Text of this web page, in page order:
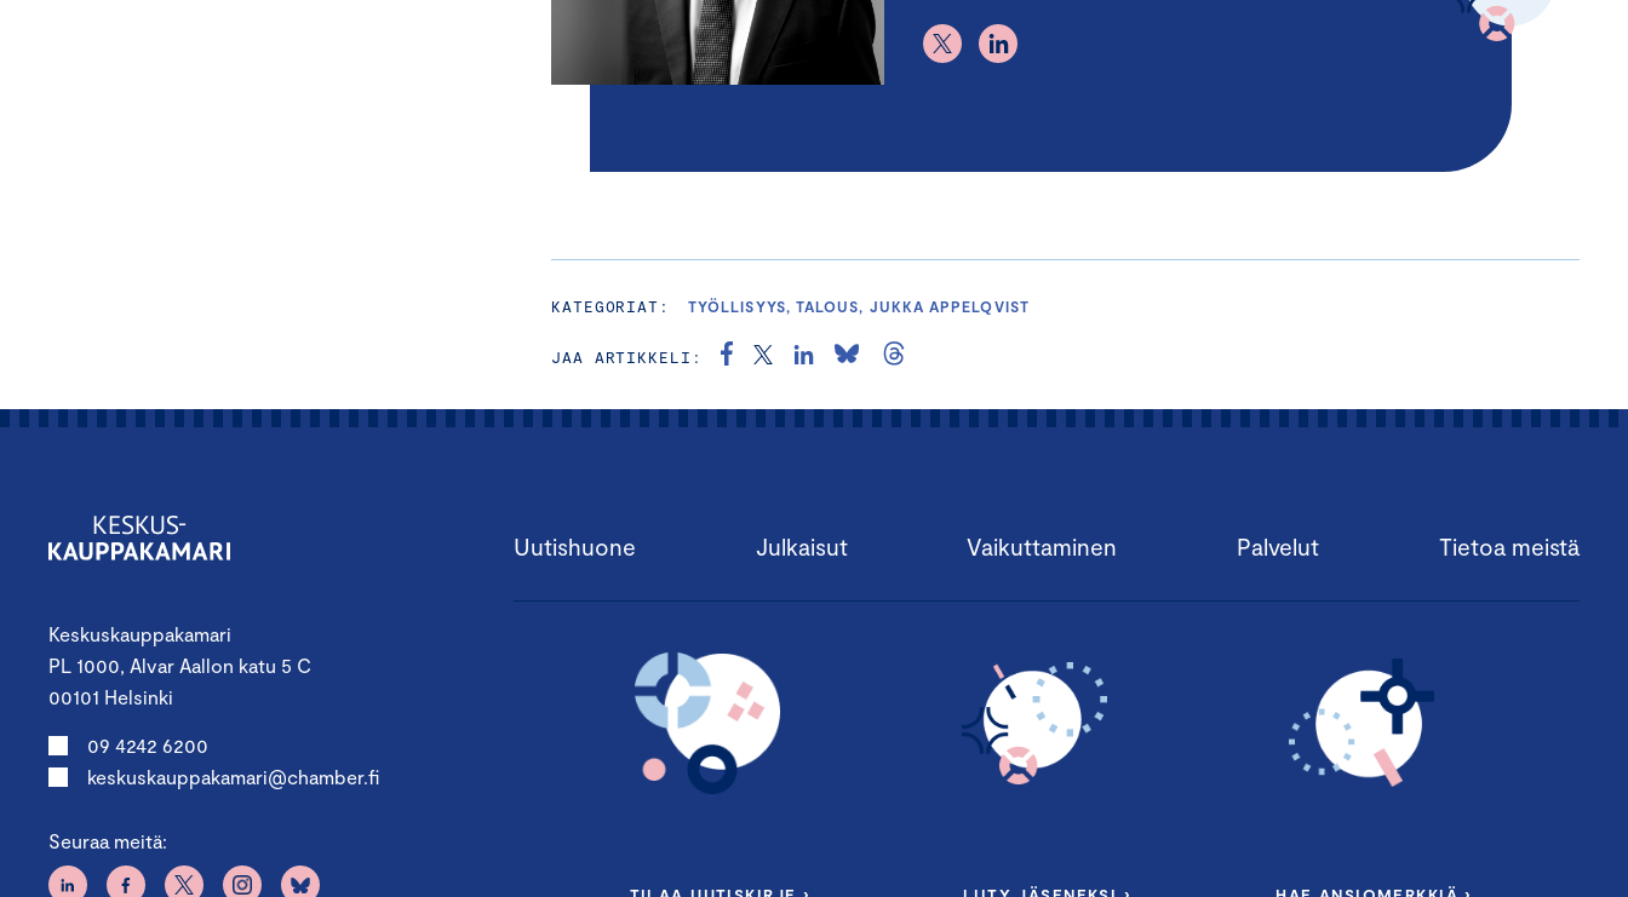
KATEGORIAT: TYÖLLISYYS, TALOUS, JUKKA APPELQVIST
JAA ARTIKKELI:
Keskuskauppakamari
PL 1000, Alvar Aallon katu 5 C
00101 Helsinki
09 4242 6200
keskuskauppakamari@chamber.fi
Seuraa meitä:
Uutishuone Julkaisut Vaikuttaminen Palvelut Tietoa meistä